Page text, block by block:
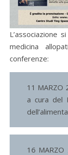
L’associazione
medicina
conferenze:
11 MARZO
a cura del
16